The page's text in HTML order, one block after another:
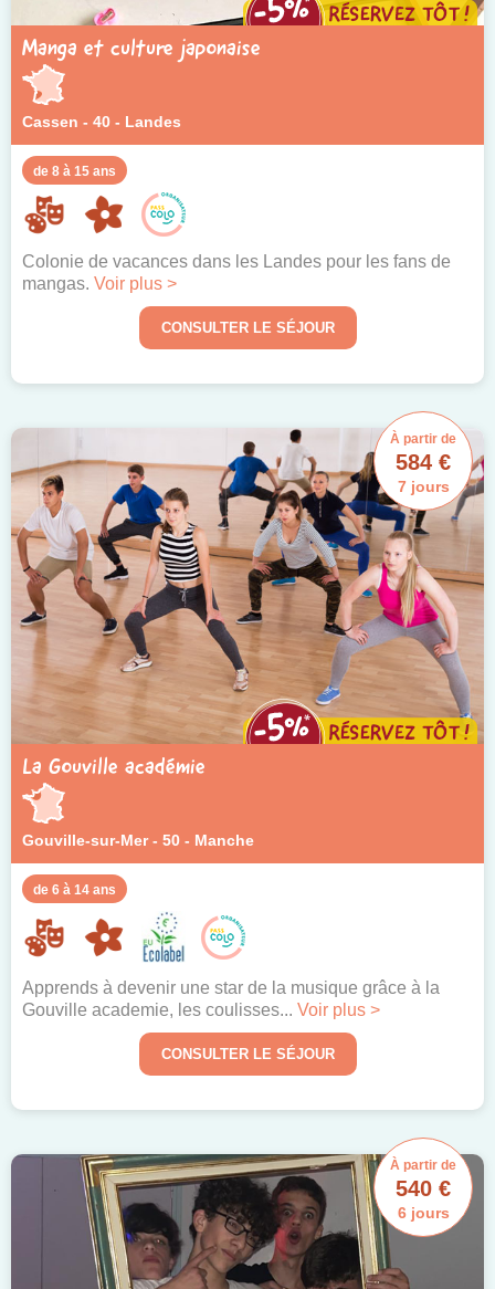
Manga et culture japonaise
Cassen - 40 - Landes
de 8 à 15 ans
Colonie de vacances dans les Landes pour les fans de
mangas. Voir plus >
CONSULTER LE SÉJOUR
La Gouville académie
Gouville-sur-Mer - 50 - Manche
de 6 à 14 ans
À partir de
584 €
7 jours
Apprends à devenir une star de la musique grâce à la
Gouville academie, les coulisses... Voir plus >
CONSULTER LE SÉJOUR
À partir de
540 €
6 jours